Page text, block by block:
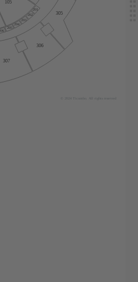
105
306
307
305
© 2024 Ticombo. All rights reserved
201
202
203
204
205